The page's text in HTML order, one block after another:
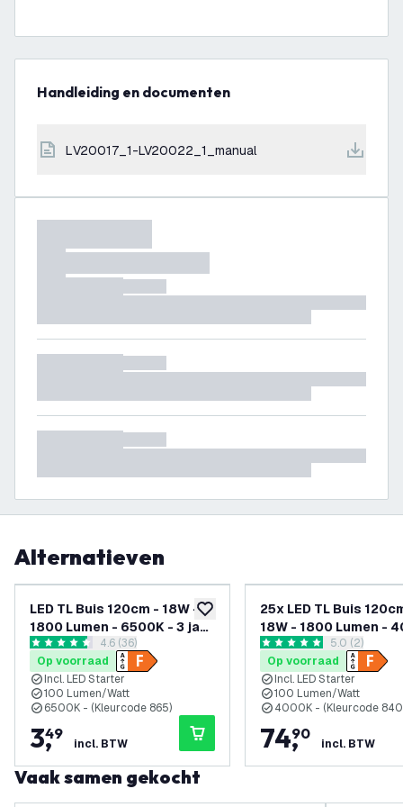
Handleiding en documenten
LV20017_1-LV20022_1_manual
Alternatieven
toevoegen aan verlanglijst
LED TL Buis 120cm - 18W -
1800 Lumen - 6500K - 3 jaar
garantiereviews drawer openen
4.6 score sterren4.6 (36)
Op voorraad
Incl. LED Starter
100 Lumen/Watt
6500K - (Kleurcode 865)
3,
49
incl. BTW
25x LED TL Buis
18W - 1800 Lumen -
3 jaar garantie
reviews
5 score sterren5.0 (2)
Op voorraad
Incl. LED Starter
100 Lumen/Watt
4000K - (Kleurcode
74,
90
incl. BTW
Vaak samen gekocht